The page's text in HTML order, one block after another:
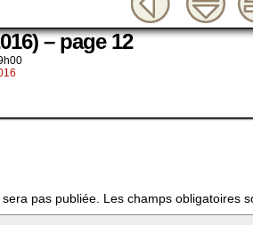
– page 12
pas publiée. Les champs obligatoires